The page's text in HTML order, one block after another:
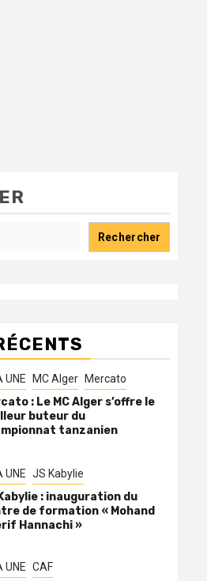
Rechercher
UNE MC Alger Mercato
: Le MC Alger s’offre le
buteur du
tanzanien
UNE JS Kabylie
: inauguration du
de formation « Mohand
Hannachi »
UNE CAF